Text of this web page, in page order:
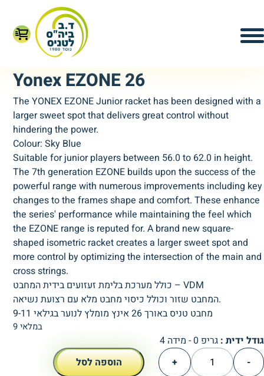
Yonex EZONE 26
The YONEX EZONE Junior racket has been designed with a
larger sweet spot that delivers great control without
hindering the power.
Colour: Sky Blue
Suitable for junior players between 56.0 to 62.0 in height.
The 7th generation EZONE builds upon the success of the
powerful range with numerous improvements including key
changes to the frames shape and comfort. These enhance
the series' performance while maintaining the feel which
the EZONE range is reputed for. A brand new square-
shaped isometric racket creates a larger sweet spot and
more control by optimizing the intersection of the main and
cross strings.
כולל מערכת בלימת זעזועים בידית המחבט – VDM
המחבט שזור וכולל כיסוי מחבט מלא עם רצועת נשיאה.
מחבט טניס באורך 26 אינץ מומלץ לנוער בגילאי 9-11
9 במלאי
גודל ידית : גריפ 0 - מידה 4
כמות
של
-
+ הוספה לסל